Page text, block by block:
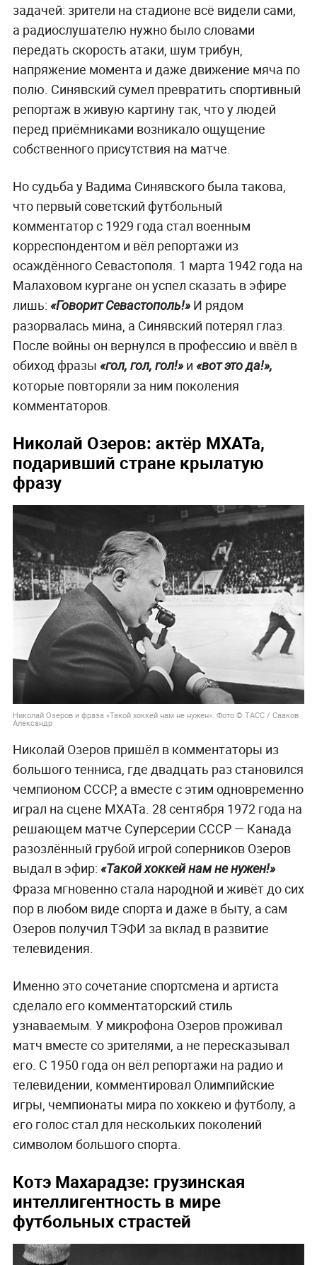
задачей: зрители на стадионе всё видели сами,
а радиослушателю нужно было словами
передать скорость атаки, шум трибун,
напряжение момента и даже движение мяча по
полю. Синявский сумел превратить спортивный
репортаж в живую картину так, что у людей
перед приёмниками возникало ощущение
собственного присутствия на матче.
Но судьба у Вадима Синявского была такова,
что первый советский футбольный
комментатор с 1929 года стал военным
корреспондентом и вёл репортажи из
осаждённого Севастополя. 1 марта 1942 года на
Малаховом кургане он успел сказать в эфире
лишь: «Говорит Севастополь!»И рядом
разорвалась мина, а Синявский потерял глаз.
После войны он вернулся в профессию и ввёл в
обиход фразы «гол, гол, гол!»и «вот это да!»,
которые повторяли за ним поколения
комментаторов.
Николай Озеров: актёр МХАТа,
подаривший стране крылатую
фразу
Николай Озеров и фраза «Такой хоккей нам не нужен». Фото © ТАСС / Сааков
Александр
Николай Озеров пришёл в комментаторы из
большого тенниса, где двадцать раз становился
чемпионом СССР, а вместе с этим одновременно
играл на сцене МХАТа. 28 сентября 1972 года на
решающем матче Суперсерии СССР — Канада
разозлённый грубой игрой соперников Озеров
выдал в эфир: «Такой хоккей нам не нужен!»
Фраза мгновенно стала народной и живёт до сих
пор в любом виде спорта и даже в быту, а сам
Озеров получил ТЭФИ за вклад в развитие
телевидения.
Именно это сочетание спортсмена и артиста
сделало его комментаторский стиль
узнаваемым. У микрофона Озеров проживал
матч вместе со зрителями, а не пересказывал
его. С 1950 года он вёл репортажи на радио и
телевидении, комментировал Олимпийские
игры, чемпионаты мира по хоккею и футболу, а
его голос стал для нескольких поколений
символом большого спорта.
Котэ Махарадзе: грузинская
интеллигентность в мире
футбольных страстей